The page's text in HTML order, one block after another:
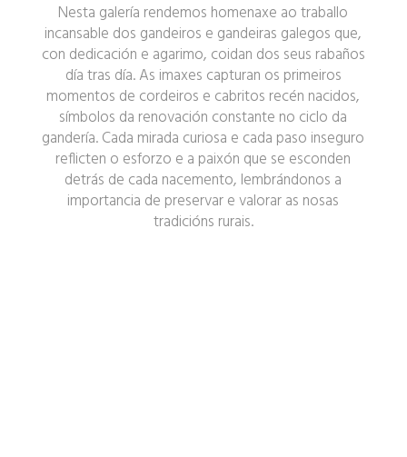
Nesta galería rendemos homenaxe ao traballo
incansable dos gandeiros e gandeiras galegos que,
con dedicación e agarimo, coidan dos seus rabaños
día tras día. As imaxes capturan os primeiros
momentos de cordeiros e cabritos recén nacidos,
símbolos da renovación constante no ciclo da
gandería. Cada mirada curiosa e cada paso inseguro
reflicten o esforzo e a paixón que se esconden
detrás de cada nacemento, lembrándonos a
importancia de preservar e valorar as nosas
tradicións rurais.